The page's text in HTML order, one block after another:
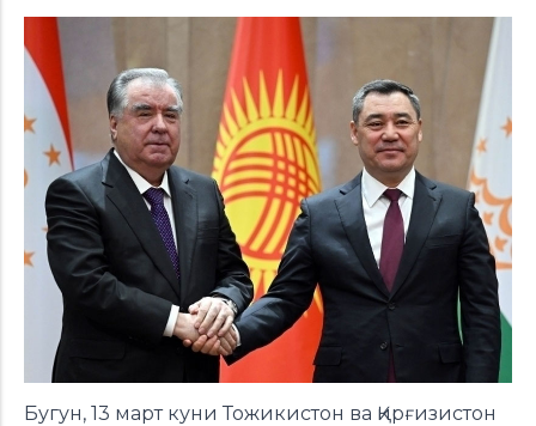
Бугун, 13 март куни Тожикистон ва Қирғизистон